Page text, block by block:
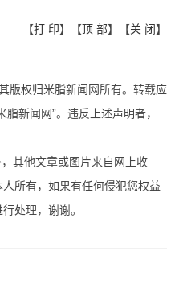
【打 印】【顶 部】【关 闭】
版权归米脂新闻网所有。转载应
新闻网”。违反上述声明者，
其他文章或图片来自网上收
所有，如果有任何侵犯您权益
处理，谢谢。